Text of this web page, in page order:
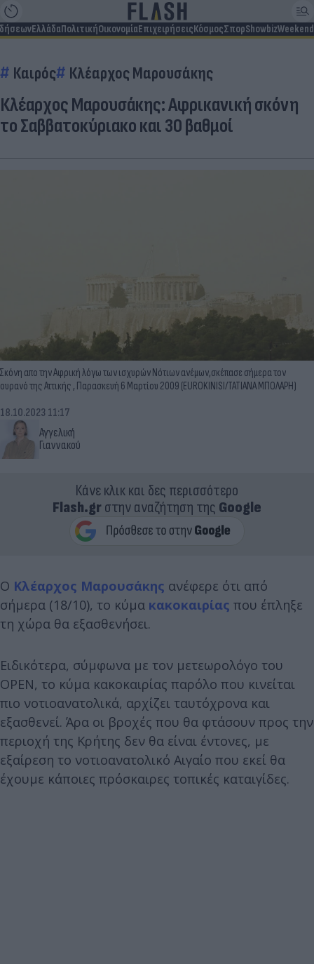
ΕλλάδαΠολιτικήΟικονομίαΕπιχειρήσειςΚόσμοςΣπορShowbizWeekend
Καιρός Κλέαρχος Μαρουσάκης
Κλέαρχος Μαρουσάκης: Αφρικανική σκόνη
το Σαββατοκύριακο και 30 βαθμοί
Σκόνη απο την Αφρική λόγω των ισχυρών Νότιων ανέμων,σκέπασε σήμερα τον
ουρανό της Αττικής , Παρασκευή 6 Μαρτίου 2009 (EUROKINISI/ΤΑΤΙΑΝΑ ΜΠΟΛΑΡΗ)
Αγγελική
Γιαννακού
18.10.2023 11:17
Κάνε κλικ και δες περισσότερο
Flash.grστην αναζήτηση της Google
Ο Κλέαρχος Μαρουσάκης ανέφερε ότι από
σήμερα (18/10), το κύμα κακοκαιρίας που έπληξε
τη χώρα θα εξασθενήσει.
Ειδικότερα, σύμφωνα με τον μετεωρολόγο του
OPEN, το κύμα κακοκαιρίας παρόλο που κινείται
πιο νοτιοανατολικά, αρχίζει ταυτόχρονα και
εξασθενεί. Άρα οι βροχές που θα φτάσουν προς την
περιοχή της Κρήτης δεν θα είναι έντονες, με
εξαίρεση το νοτιοανατολικό Αιγαίο που εκεί θα
έχουμε κάποιες πρόσκαιρες τοπικές καταιγίδες.